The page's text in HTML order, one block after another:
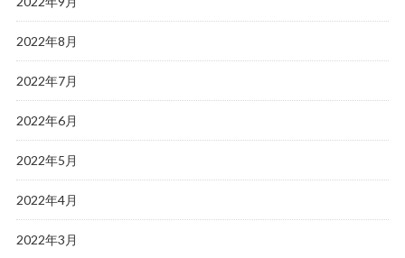
2022年8月
2022年7月
2022年6月
2022年5月
2022年4月
2022年3月